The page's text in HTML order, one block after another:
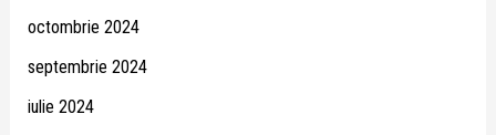
octombrie 2024
septembrie 2024
iulie 2024